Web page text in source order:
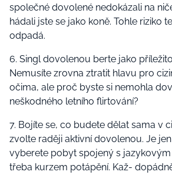
společné dovolené nedokázali na
hádali jste se jako koně. Tohle riziko
odpadá.
6. Singl dovolenou berte jako
Nemusíte zrovna ztratit hlavu pro
očima, ale proč byste si nemohla
neškodného letního flirtování?
7. Bojíte se, co budete dělat sama v
zvolte raději aktivní dovolenou. Je
vyberete pobyt spojený s
třeba kurzem potápění. Kaž-